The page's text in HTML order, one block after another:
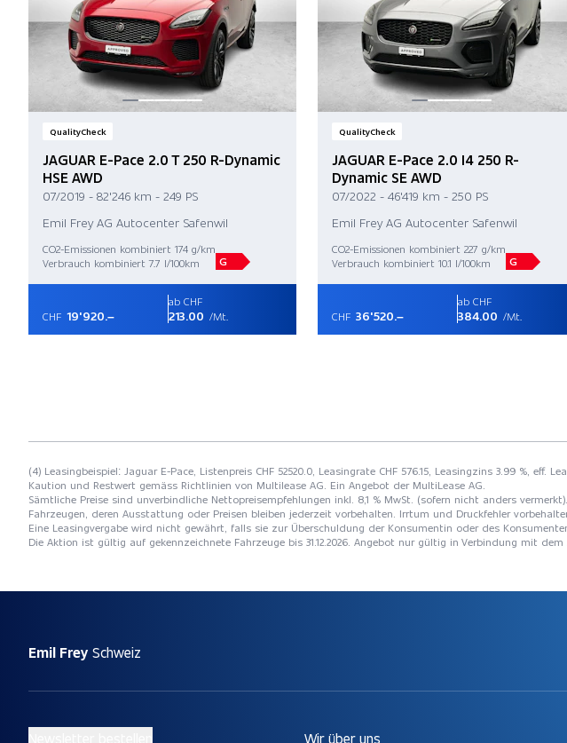
QualityCheck
JAGUAR E-Pace 2.0 T 250 R-Dynamic
HSE AWD
07/2019 - 82'246 km - 249 PS
Emil Frey AG Autocenter Safenwil
CO2-Emissionen kombiniert 174 g/km
Verbrauch kombiniert 7.7 l/100km
G
CHF 19'920.–
ab CHF
213.00 /Mt.
QualityCheck
JAGUAR E-Pace 2.0 I4 250 R-
Dynamic SE AWD
07/2022 - 46'419 km - 250 PS
Emil Frey AG Autocenter Safenwil
CO2-Emissionen kombiniert 227 g/km
Verbrauch kombiniert 10.1 l/100km
G
CHF 36'520.–
ab CHF
384.00 /Mt.
(4) Leasingbeispiel: Jaguar E-Pace, Listenpreis CHF 52520.0, Leasingrate CHF 576.15, Leasingzins 3.99 %,
Kaution und Restwert gemäss Richtlinien von Multilease AG. Ein Angebot der MultiLease AG.
Sämtliche Preise sind unverbindliche Nettopreisempfehlungen inkl. 8,1 % MwSt. (sofern nicht anders
Fahrzeugen, deren Ausstattung oder Preisen bleiben jederzeit vorbehalten. Irrtum und Druckfehler
Eine Leasingvergabe wird nicht gewährt, falls sie zur Überschuldung der Konsumentin oder des
Die Aktion ist gültig auf gekennzeichnete Fahrzeuge bis 31.12.2026. Angebot nur gültig in Verbindung mit
Emil Frey Schweiz
Wir über uns